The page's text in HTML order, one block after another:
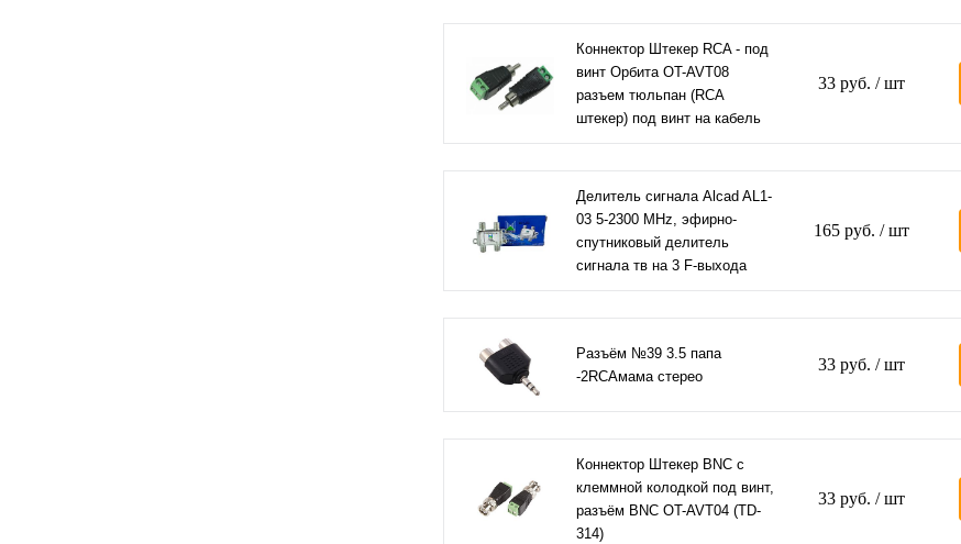
Коннектор Штекер RCA - под
винт Орбита OT-AVT08
разъем тюльпан (RCA
штекер) под винт на кабель
33 руб. / шт
Делитель сигнала Alcad AL1-
03 5-2300 MHz, эфирно-
спутниковый делитель
сигнала тв на 3 F-выхода
165 руб. / шт
Разъём №39 3.5 папа
-2RCAмама стерео
33 руб. / шт
Коннектор Штекер BNC с
клеммной колодкой под винт,
разъём BNC OT-AVT04 (TD-
314)
33 руб. / шт